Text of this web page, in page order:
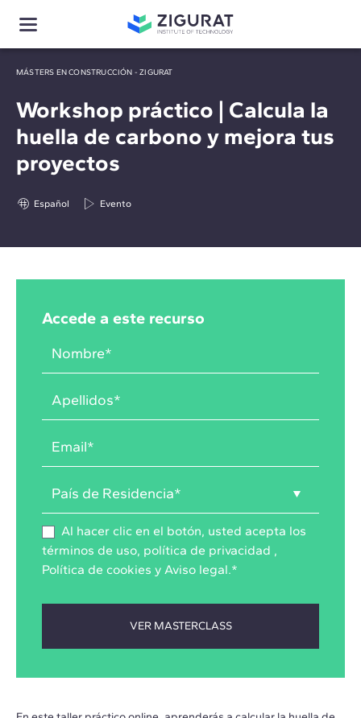
MÁSTERS EN CONSTRUCCIÓN - ZIGURAT
Workshop práctico | Calcula la
huella de carbono y mejora tus
proyectos
Español Evento
Accede a este recurso
Al hacer clic en el botón, usted acepta los
términos de uso, política de privacidad ,
Política de cookies y Aviso legal.*